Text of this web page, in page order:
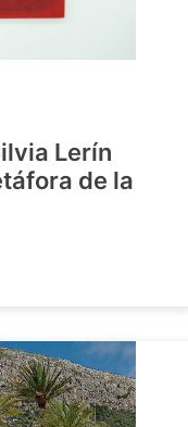
Lerín
de la